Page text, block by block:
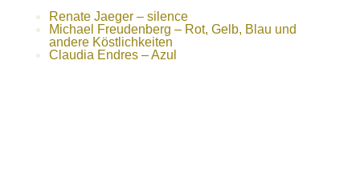
Renate Jaeger – silence
Michael Freudenberg – Rot, Gelb, Blau und
andere Köstlichkeiten
Claudia Endres – Azul